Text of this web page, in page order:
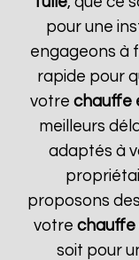
pour une
engageons à
rapide pour
votre chauffe
meilleurs
adaptés à
proposons
votrechauffe
soit pour